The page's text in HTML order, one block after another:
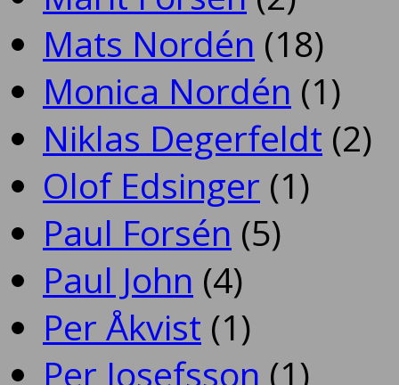
Mats Nordén (18)
Monica Nordén (1)
Niklas Degerfeldt (2)
Olof Edsinger (1)
Paul Forsén (5)
Paul John (4)
Per Åkvist (1)
Per Josefsson (1)